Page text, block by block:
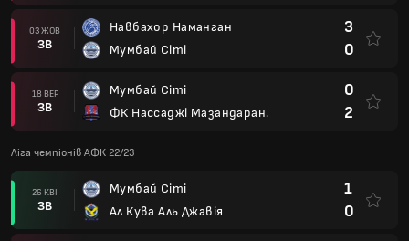
03 ЖОВ
ЗВ
Навбахор Наманган
Мумбай Сіті
3
0
18 ВЕР
ЗВ
Мумбай Сіті
ФК Нассаджі Мазандаран.
0
2
Ліга чемпіонів АФК 22/23
26 КВІ
ЗВ
Мумбай Сіті
Ал Кува Аль Джавія
1
0